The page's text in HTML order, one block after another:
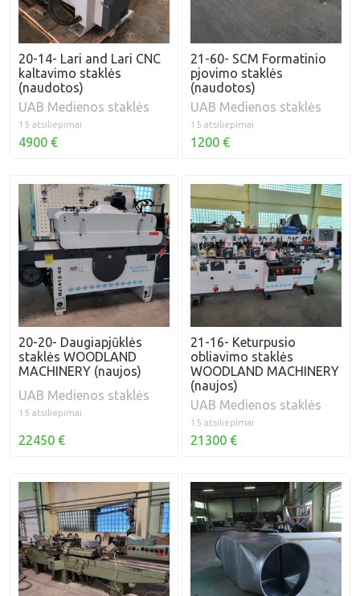
20-14- Lari and Lari CNC
kaltavimo staklės
(naudotos)
UAB Medienos staklės
15 atsiliepimai
4900 €
21-60- SCM Formatinio
pjovimo staklės
(naudotos)
UAB Medienos staklės
15 atsiliepimai
1200 €
20-20- Daugiapjūklės
staklės WOODLAND
MACHINERY (naujos)
UAB Medienos staklės
15 atsiliepimai
22450 €
21-16- Keturpusio
obliavimo staklės
WOODLAND MACHINERY
(naujos)
UAB Medienos staklės
15 atsiliepimai
21300 €